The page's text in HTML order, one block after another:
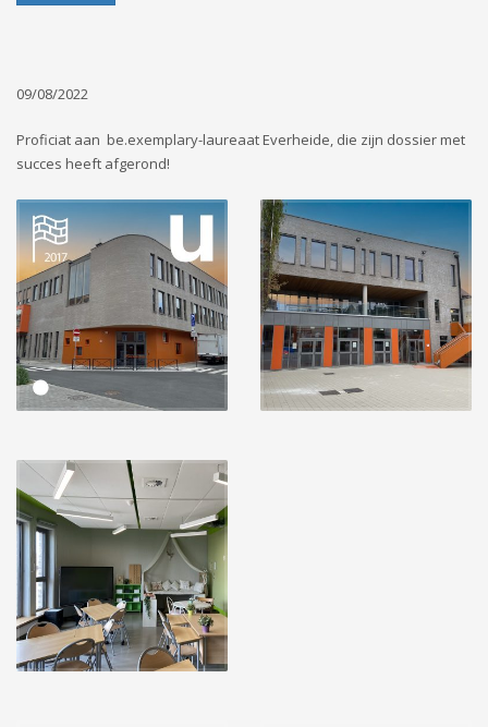
09/08/2022
Proficiat aan be.exemplary-laureaat Everheide, die zijn dossier met
succes heeft afgerond!